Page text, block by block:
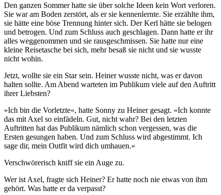
Den ganzen Sommer hatte sie über solche Ideen kein Wort verloren.
Sie war am Boden zerstört, als er sie kennenlernte. Sie erzählte ihm,
sie hätte eine böse Trennung hinter sich. Der Kerl hätte sie belogen
und betrogen. Und zum Schluss auch geschlagen. Dann hatte er ihr
alles weggenommen und sie rausgeschmissen. Sie hatte nur eine
kleine Reisetasche bei sich, mehr besaß sie nicht und sie wusste
nicht wohin.
Jetzt, wollte sie ein Star sein. Heiner wusste nicht, was er davon
halten sollte. Am Abend warteten im Publikum viele auf den Auftritt
ihrer Liebsten?
»Ich bin die Vorletzte«, hatte Sonny zu Heiner gesagt. »Ich konnte
das mit Axel so einfädeln. Gut, nicht wahr? Bei den letzten
Auftritten hat das Publikum nämlich schon vergessen, was die
Ersten gesungen haben. Und zum Schluss wird abgestimmt. Ich
sage dir, mein Outfit wird dich umhauen.«
Verschwörerisch kniff sie ein Auge zu.
Wer ist Axel, fragte sich Heiner? Er hatte noch nie etwas von ihm
gehört. Was hatte er da verpasst?